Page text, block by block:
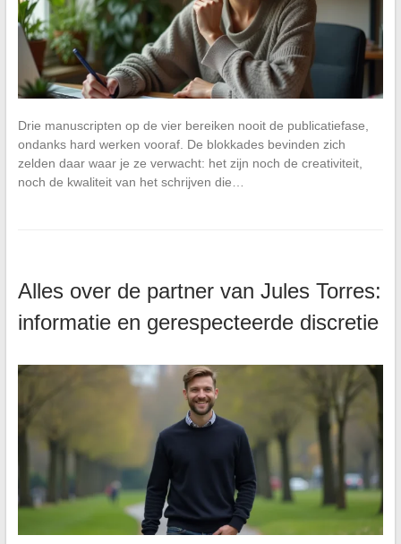
Drie manuscripten op de vier bereiken nooit de publicatiefase,
ondanks hard werken vooraf. De blokkades bevinden zich
zelden daar waar je ze verwacht: het zijn noch de creativiteit,
noch de kwaliteit van het schrijven die…
Alles over de partner van Jules Torres:
informatie en gerespecteerde discretie